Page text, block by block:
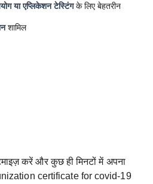
या एप्लिकेशन टेस्टिंगके लिए बेहतरीन
शामिल
करें और कुछ ही मिनटों में अपना
certificate for covid-19